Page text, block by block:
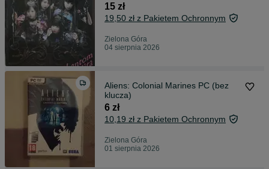
15 zł
19,50 zł z Pakietem Ochronnym
Zielona Góra
04 sierpnia 2026
Aliens: Colonial Marines PC (bez
klucza)
6 zł
10,19 zł z Pakietem Ochronnym
Zielona Góra
01 sierpnia 2026